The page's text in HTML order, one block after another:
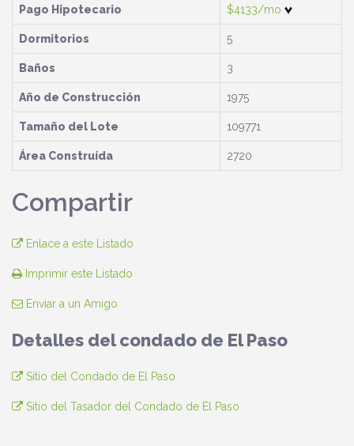
Pago Hipotecario $4133/mo
Dormitorios 5
Baños 3
Año de Construcción 1975
Tamaño del Lote 109771
Área Construída 2720
Compartir
Enlace a este Listado
Imprimir este Listado
Enviar a un Amigo
Detalles del condado de El Paso
Sitio del Condado de El Paso
Sitio del Tasador del Condado de El Paso